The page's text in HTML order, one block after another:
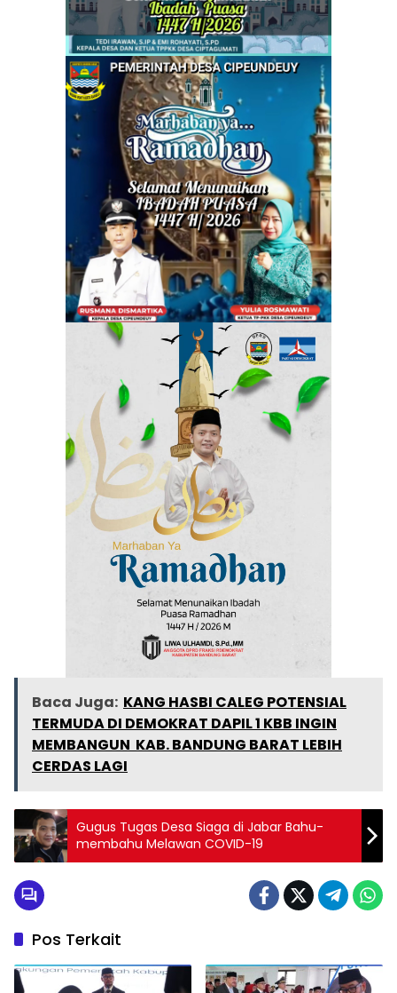
Baca Juga: KANG HASBI CALEG POTENSIAL
TERMUDA DI DEMOKRAT DAPIL 1 KBB INGIN
MEMBANGUN KAB. BANDUNG BARAT LEBIH
CERDAS LAGI
Gugus Tugas Desa Siaga di Jabar Bahu-
membahu Melawan COVID-19
Pos Terkait